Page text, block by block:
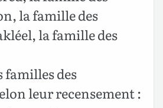
la famille des
la famille des
familles des
leur recensement :